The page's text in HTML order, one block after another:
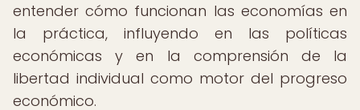
entender cómo funcionan las economías en
la práctica, influyendo en las políticas
económicas y en la comprensión de la
libertad individual como motor del progreso
económico.